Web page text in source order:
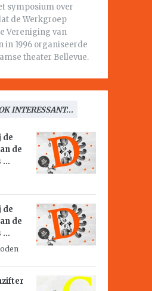
symposium over
de Werkgroep
Vereniging van
in 1996 organiseerde
theater Bellevue.
INTERESSANT...
de
de
...
de
de
...